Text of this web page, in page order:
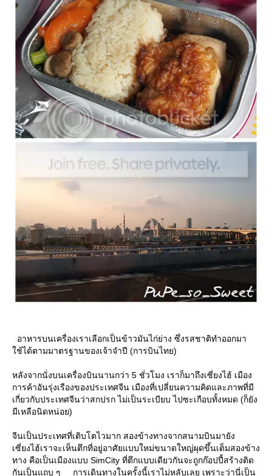
อาหารบนเครื่องเราเลือกเป็นข้าวมันไก่ย่าง ซึ่งรสชาติทำออกมา
ช้ได้ตามมาตรฐานของเจ้าจำปี (การบินไทย)
หลังจากนั่งบนเครื่องบินนานกว่า 5 ชั่วโมง เราก็มาถึงเซี่ยงไฮ้ เมือง
การค้าอันรุ่งเรืองของประเทศจีน เมืองที่เปลี่ยนความคิดและภาพที่มี
เกี่ยวกับประเทศจีนว่าสกปรก ไม่เป็นระเบียบ ไปซะเกือบทั้งหมด (ก็ยัง
มีเหลือนิดหน่อย)
จีนเป็นประเทศที่เติบโตไวมาก สองข้างทางจากสนามบินมายัง
เซี่ยงไฮ้เราจะเห็นตึกที่อยู่อาศัยแบบใหม่ขนาดใหญ่ผุดขึ้นเต็มสองข้าง
ทาง คือเป็นเมืองแบบ SimCity ที่ตึกแบบเดียวกันจะถูกก๊อปปี้สร้างติด
กันเป็นแถบ ๆ การเดินทางในครั้งนี้เราไม่หลับเลย เพราะว่านี่เป็น